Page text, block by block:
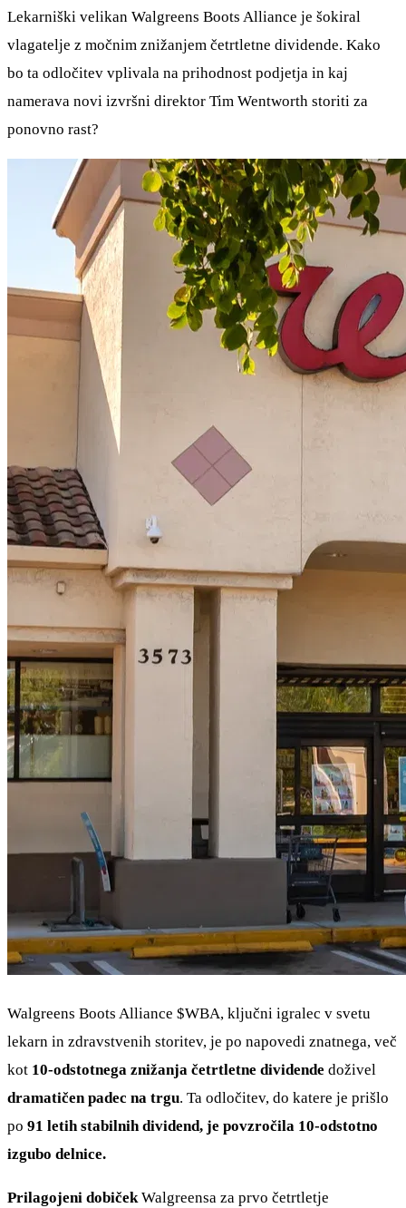
Lekarniški velikan Walgreens Boots Alliance je šokiral
vlagatelje z močnim znižanjem četrtletne dividende. Kako
bo ta odločitev vplivala na prihodnost podjetja in kaj
namerava novi izvršni direktor Tim Wentworth storiti za
ponovno rast?
Walgreens Boots Alliance $WBA, ključni igralec v svetu
lekarn in zdravstvenih storitev, je po napovedi znatnega, več
kot 10-odstotnega znižanja četrtletne dividende doživel
dramatičen padec na trgu. Ta odločitev, do katere je prišlo
po 91 letih stabilnih dividend, je povzročila 10-odstotno
izgubo delnice.
Prilagojeni dobičekWalgreensa za prvo četrtletje